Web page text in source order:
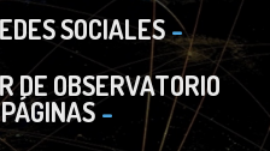
SOCIALES
DE OBSERVATORIO